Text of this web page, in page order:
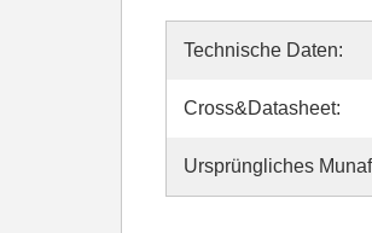
Technische Daten:
Cross&Datasheet:
Ursprüngliches